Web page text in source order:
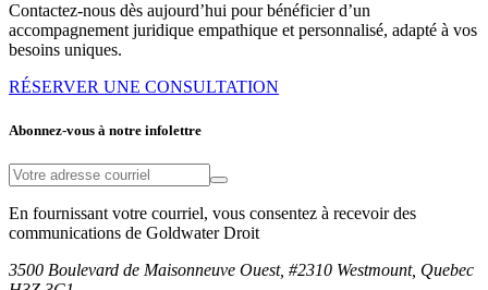
Contactez-nous dès aujourd’hui pour bénéficier d’un
accompagnement juridique empathique et personnalisé, adapté à vos
besoins uniques.
RÉSERVER UNE CONSULTATION
Abonnez-vous à notre infolettre
En fournissant votre courriel, vous consentez à recevoir des
communications de Goldwater Droit
3500 Boulevard de Maisonneuve Ouest, #2310 Westmount, Quebec